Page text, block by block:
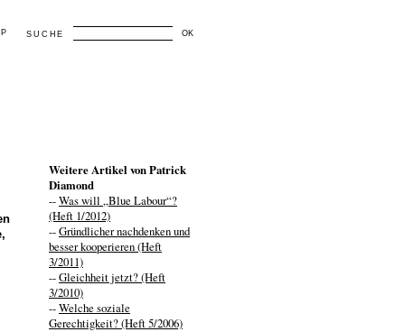
SUCHE OK
Weitere Artikel von Patrick
Diamond
--Was will „Blue Labour“?
(Heft 1/2012)
--Gründlicher nachdenken und
besser kooperieren (Heft
3/2011)
--Gleichheit jetzt? (Heft
3/2010)
--Welche soziale
Gerechtigkeit? (Heft 5/2006)